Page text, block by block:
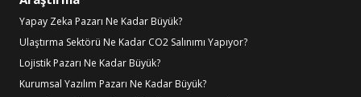
Yapay Zeka Pazarı Ne Kadar Büyük?
Ulaştırma Sektörü Ne Kadar CO2 Salınımı Yapıyor?
Lojistik Pazarı Ne Kadar Büyük?
Kurumsal Yazılım Pazarı Ne Kadar Büyük?